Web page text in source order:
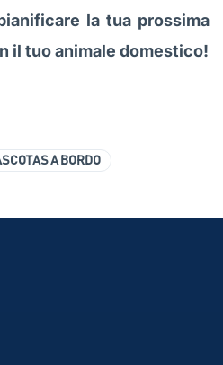
la tua prossima
il tuo animale domestico!
A BORDO